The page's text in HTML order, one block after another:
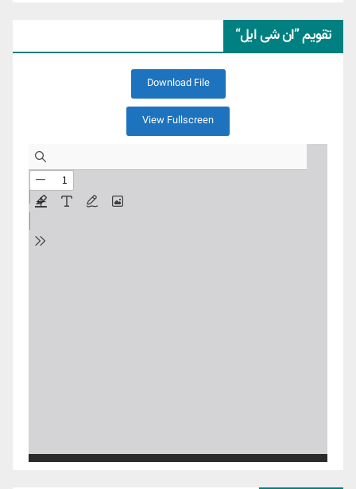
تقویم ”ان شی ایل“
Download File
View Fullscreen